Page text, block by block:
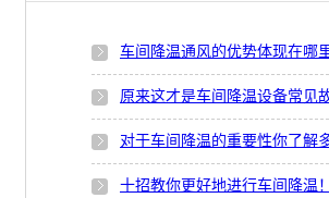
车间降温通风的优势体现在哪
原来这才是车间降温设备常见
对于车间降温的重要性你了解
十招教你更好地进行车间降温！